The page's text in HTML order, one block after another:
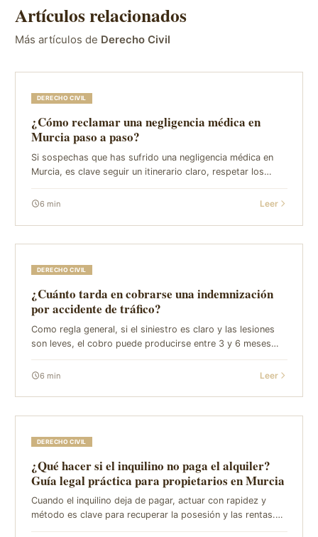
Artículos relacionados
Más artículos de Derecho Civil
DERECHO CIVIL
¿Cómo reclamar una negligencia médica en
Murcia paso a paso?
Si sospechas que has sufrido una negligencia médica en
Murcia, es clave seguir un itinerario claro, respetar los
GVC Abogados (García Valcárc...
6 min Leer
DERECHO CIVIL
¿Cuánto tarda en cobrarse una indemnización
por accidente de tráfico?
Como regla general, si el siniestro es claro y las lesiones
son leves, el cobro puede producirse entre 3 y 6 meses
desde la reclamación formal a la aseguradora. En lesiones
moderadas o graves, o cuand...
6 min Leer
DERECHO CIVIL
¿Qué hacer si el inquilino no paga el alquiler?
Guía legal práctica para propietarios en Murcia
Cuando el inquilino deja de pagar, actuar con rapidez y
método es clave para recuperar la posesión y las rentas.
En GVC Abogados (García Valcárcel & Cáceres), despacho